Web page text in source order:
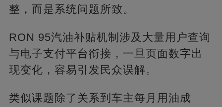
整，而是系统问题所致。
RON 95汽油补贴机制涉及大量用户查询
与电子支付平台衔接，一旦页面数字出
现变化，容易引发民众误解。
类似课题除了关系到车主每月用油成